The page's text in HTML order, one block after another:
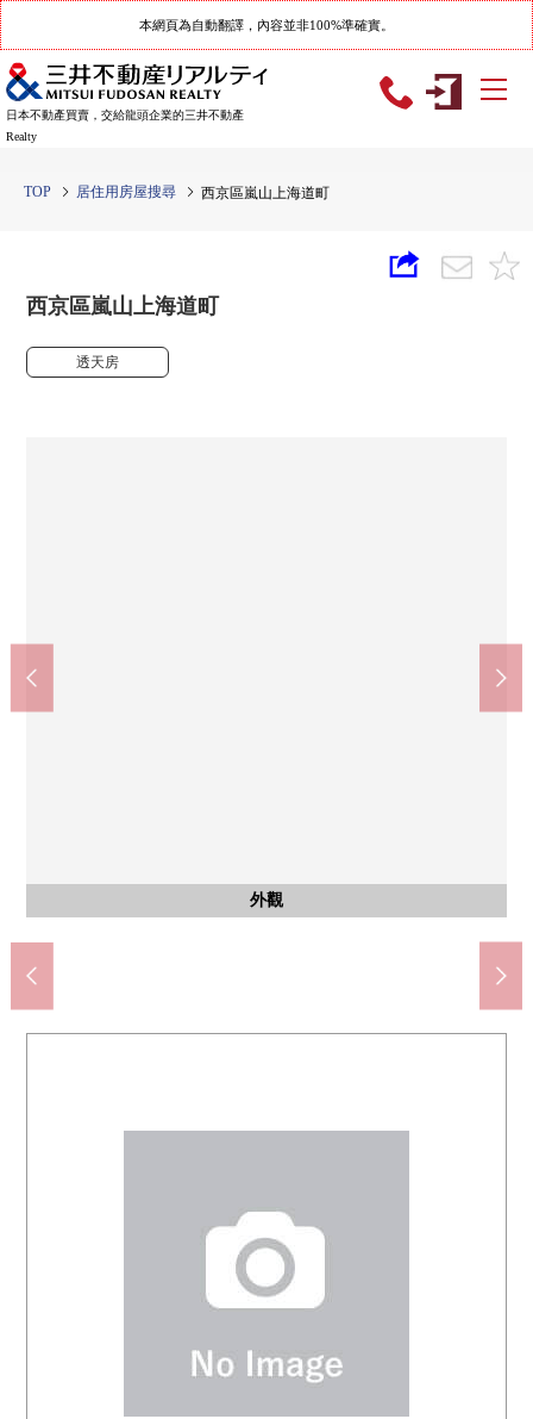
本網頁為自動翻譯，內容並非100%準確實。
日本不動產買賣，交給龍頭企業的三井不動產
Realty
TOP 居住用房屋搜尋 西京區嵐山上海道町
西京區嵐山上海道町
透天房
外觀
外觀
停車場
含有前面道路的外觀
Lawson嵐山谷辻子町商店(約140m)
步行2分鐘。
MINISTOP嵐山站前店(約350m)
步行5分鐘。
京都嵐山郵局(約240m)
步行3分鐘。
藥店發光嵯蛾店(約1800m)
嵐山站(阪急嵐山線)(約450m)
嵯峨嵐山站(JR西日本山陰本線)(約1800m)